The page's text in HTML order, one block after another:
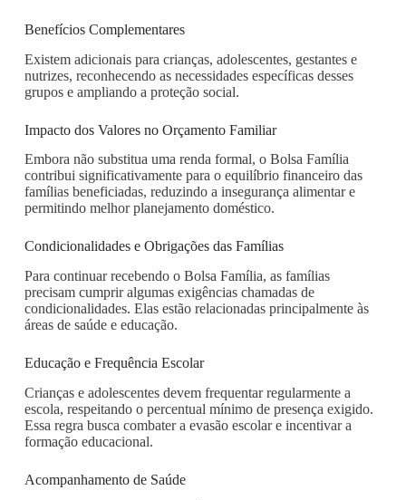
Benefícios Complementares
Existem adicionais para crianças, adolescentes, gestantes e
nutrizes, reconhecendo as necessidades específicas desses
grupos e ampliando a proteção social.
Impacto dos Valores no Orçamento Familiar
Embora não substitua uma renda formal, o Bolsa Família
contribui significativamente para o equilíbrio financeiro das
famílias beneficiadas, reduzindo a insegurança alimentar e
permitindo melhor planejamento doméstico.
Condicionalidades e Obrigações das Famílias
Para continuar recebendo o Bolsa Família, as famílias
precisam cumprir algumas exigências chamadas de
condicionalidades. Elas estão relacionadas principalmente às
áreas de saúde e educação.
Educação e Frequência Escolar
Crianças e adolescentes devem frequentar regularmente a
escola, respeitando o percentual mínimo de presença exigido.
Essa regra busca combater a evasão escolar e incentivar a
formação educacional.
Acompanhamento de Saúde